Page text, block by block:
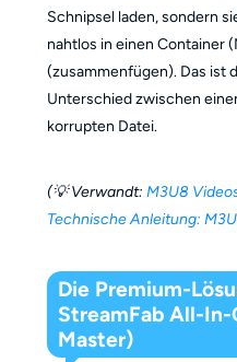
Schnipsel laden, sondern
nahtlos in einen Container
(zusammenfügen). Das ist
Unterschied zwischen
korrupten Datei.
(💡 Verwandt: M3U8
Technische Anleitung:
Die Premium-
StreamFab All-In-
Master)